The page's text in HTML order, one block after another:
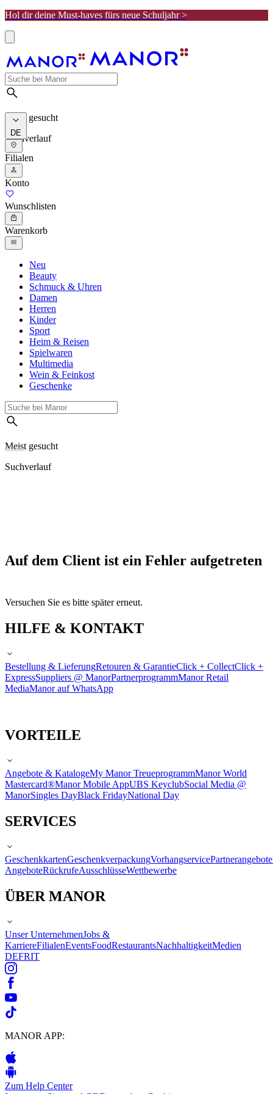
Hol dir deine Must-haves fürs neue Schuljahr >
Meist gesucht
Suchverlauf
DE
Filialen
Konto
Wunschlisten
Warenkorb
Neu
Beauty
Schmuck & Uhren
Damen
Herren
Kinder
Sport
Heim & Reisen
Spielwaren
Multimedia
Wein & Feinkost
Geschenke
Meist gesucht
Suchverlauf
Auf dem Client ist ein Fehler aufgetreten
Versuchen Sie es bitte später erneut.
HILFE & KONTAKT
Bestellung & LieferungRetouren & GarantieClick + CollectClick +
ExpressSuppliers @ ManorPartnerprogrammManor Retail
MediaManor auf WhatsApp
VORTEILE
Angebote & KatalogeMy Manor TreueprogrammManor World
Mastercard®Manor Mobile AppUBS KeyclubSocial Media @
ManorSingles DayBlack FridayNational Day
SERVICES
GeschenkkartenGeschenkverpackungVorhangservicePartnerangebote
AngeboteRückrufeAusschlüsseWettbewerbe
ÜBER MANOR
Unser UnternehmenJobs &
KarriereFilialenEventsFoodRestaurantsNachhaltigkeitMedien
DEFRIT
MANOR APP:
Zum Help Center